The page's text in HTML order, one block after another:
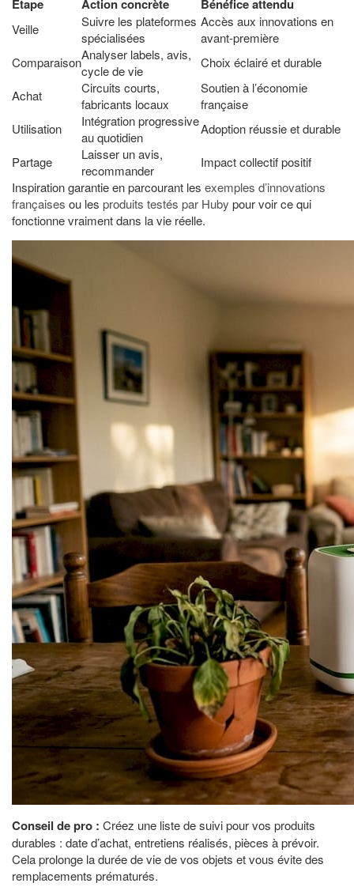
Étape Action concrète Bénéfice attendu
Veille
Suivre les plateformes
spécialisées
Accès aux innovations en
avant-première
ComparaisonAnalyser labels, avis,
cycle de vie
Choix éclairé et durable
Achat
Circuits courts,
fabricants locaux
Soutien à l’économie
française
Utilisation
Intégration progressive
au quotidien
Adoption réussie et durable
Partage
Laisser un avis,
recommander
Impact collectif positif
Inspiration garantie en parcourant les exemples d’innovations
françaises ou les produits testés par Huby pour voir ce qui
fonctionne vraiment dans la vie réelle.
Conseil de pro : Créez une liste de suivi pour vos produits
durables : date d’achat, entretiens réalisés, pièces à prévoir.
Cela prolonge la durée de vie de vos objets et vous évite des
remplacements prématurés.